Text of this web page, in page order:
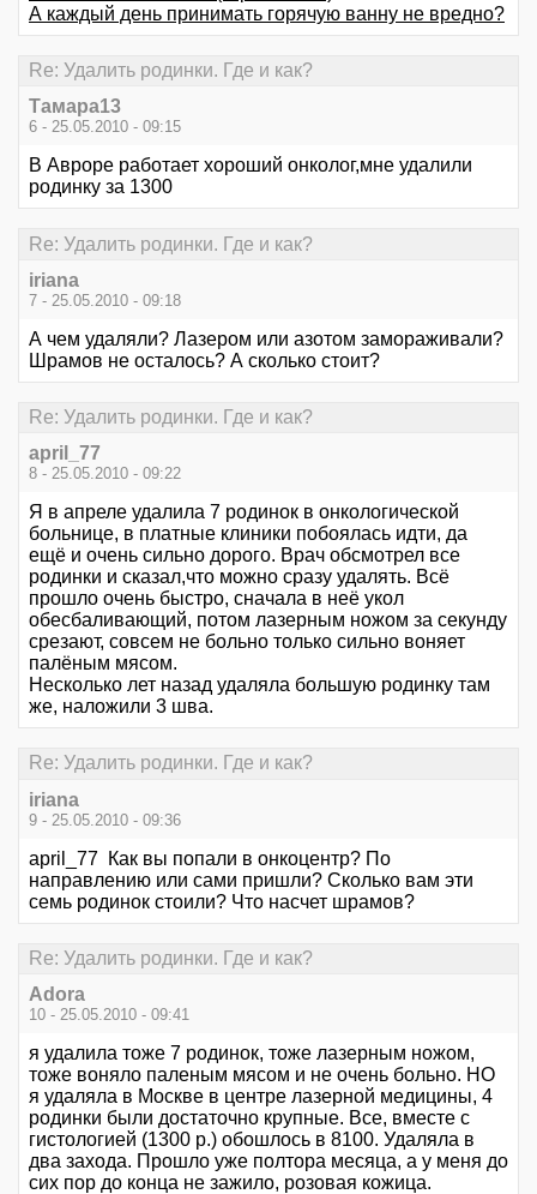
А каждый день принимать горячую ванну не вредно?
Re: Удалить родинки. Где и как?
Тамара13
6 - 25.05.2010 - 09:15
В Авроре работает хороший онколог,мне удалили
родинку за 1300
Re: Удалить родинки. Где и как?
iriana
7 - 25.05.2010 - 09:18
А чем удаляли? Лазером или азотом замораживали?
Шрамов не осталось? А сколько стоит?
Re: Удалить родинки. Где и как?
april_77
8 - 25.05.2010 - 09:22
Я в апреле удалила 7 родинок в онкологической
больнице, в платные клиники побоялась идти, да
ещё и очень сильно дорого. Врач обсмотрел все
родинки и сказал,что можно сразу удалять. Всё
прошло очень быстро, сначала в неё укол
обесбаливающий, потом лазерным ножом за секунду
срезают, совсем не больно только сильно воняет
палёным мясом.
Несколько лет назад удаляла большую родинку там
же, наложили 3 шва.
Re: Удалить родинки. Где и как?
iriana
9 - 25.05.2010 - 09:36
april_77 Как вы попали в онкоцентр? По
направлению или сами пришли? Сколько вам эти
семь родинок стоили? Что насчет шрамов?
Re: Удалить родинки. Где и как?
Adora
10 - 25.05.2010 - 09:41
я удалила тоже 7 родинок, тоже лазерным ножом,
тоже воняло паленым мясом и не очень больно. НО
я удаляла в Москве в центре лазерной медицины, 4
родинки были достаточно крупные. Все, вместе с
гистологией (1300 р.) обошлось в 8100. Удаляла в
два захода. Прошло уже полтора месяца, а у меня до
сих пор до конца не зажило, розовая кожица.